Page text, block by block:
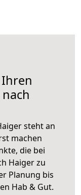
steht an
machen
die bei
Haiger zu
Planung bis
Hab & Gut.